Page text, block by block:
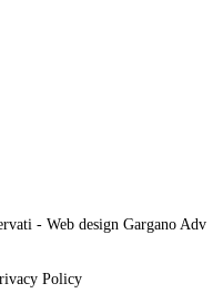
- Web design Gargano Adv
Policy